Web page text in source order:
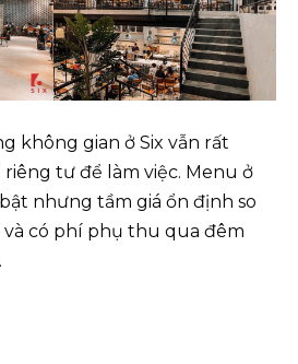
không gian ở Six vẫn rất
tư để làm việc. Menu ở
nhưng tầm giá ổn định so
và có phí phụ thu qua đêm